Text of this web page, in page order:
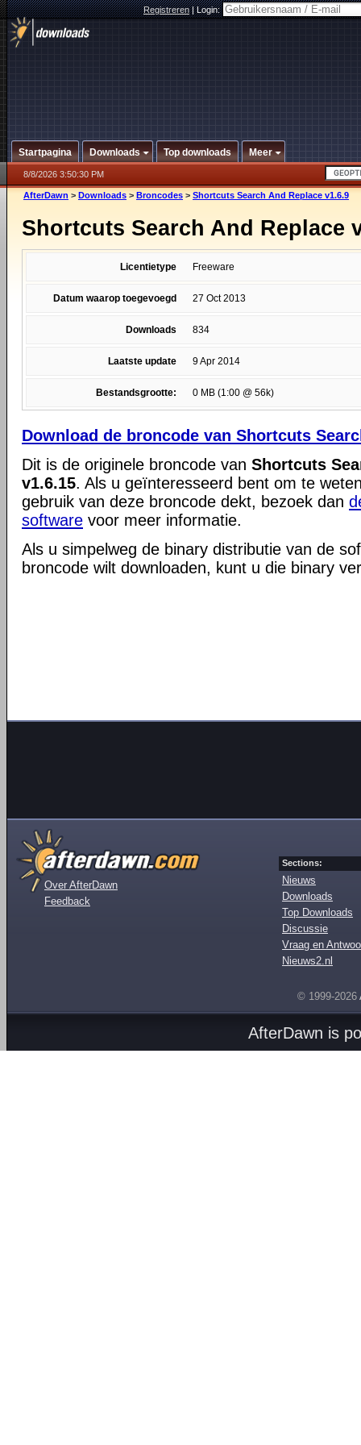
Registreren|Login:
Startpagina Downloads Top downloads Meer
8/8/2026 3:50:30 PM
AfterDawn > Downloads > Broncodes > Shortcuts Search And Replace v1.6.9
Shortcuts Search And Replace
Licentietype Freeware
Datum waarop toegevoegd 27 Oct 2013
Downloads 834
Laatste update 9 Apr 2014
Bestandsgrootte: 0 MB (1:00 @ 56k)
Download de broncode van Shortcuts
Dit is de originele broncode van Shortcuts
v1.6.15. Als u geïnteresseerd bent om te
gebruik van deze broncode dekt, bezoek dan
software voor meer informatie.
Als u simpelweg de binary distributie van de
broncode wilt downloaden, kunt u die binary
Over AfterDawn
Feedback
Sections:
Nieuws
Downloads
Top Downloads
Discussie
Vraag en
Nieuws2.nl
© 1999-2026
AfterDawn is